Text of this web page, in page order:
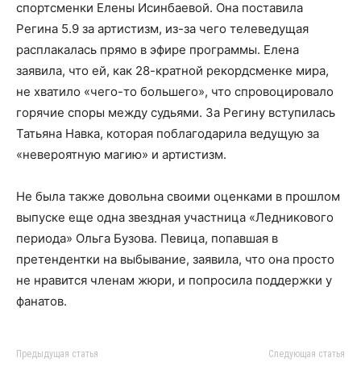
спортсменки Елены Исинбаевой. Она поставила
Регина 5.9 за артистизм, из-за чего телеведущая
расплакалась прямо в эфире программы. Елена
заявила, что ей, как 28-кратной рекордсменке мира,
не хватило «чего-то большего», что спровоцировало
горячие споры между судьями. За Регину вступилась
Татьяна Навка, которая поблагодарила ведущую за
«невероятную магию» и артистизм.
Не была также довольна своими оценками в прошлом
выпуске еще одна звездная участница «Ледникового
периода» Ольга Бузова. Певица, попавшая в
претендентки на выбывание, заявила, что она просто
не нравится членам жюри, и попросила поддержки у
фанатов.
Предыдущая статья Следующая статья